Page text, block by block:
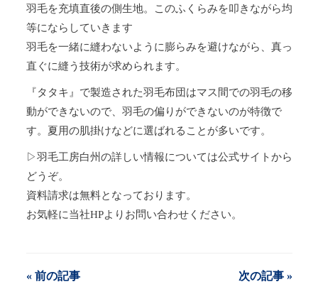
羽毛を充填直後の側生地。このふくらみを叩きながら均
等にならしていきます
羽毛を一緒に縫わないように膨らみを避けながら、真っ
直ぐに縫う技術が求められます。
『タタキ』で製造された羽毛布団はマス間での羽毛の移
動ができないので、羽毛の偏りができないのが特徴で
す。夏用の肌掛けなどに選ばれることが多いです。
▷羽毛工房白州の詳しい情報については公式サイトから
どうぞ。
資料請求は無料となっております。
お気軽に当社HPよりお問い合わせください。
« 前の記事 次の記事 »